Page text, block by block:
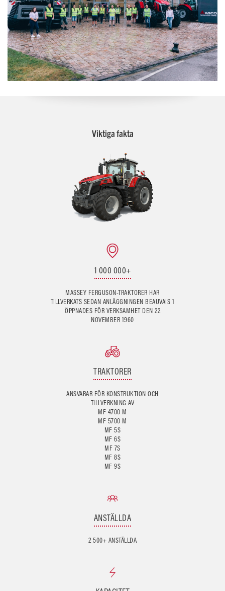
Viktiga fakta
1 000 000+
MASSEY FERGUSON-TRAKTORER HAR
TILLVERKATS SEDAN ANLÄGGNINGEN BEAUVAIS 1
ÖPPNADES FÖR VERKSAMHET DEN 22
NOVEMBER 1960
TRAKTORER
ANSVARAR FÖR KONSTRUKTION OCH
TILLVERKNING AV
MF 4700 M
MF 5700 M
MF 5S
MF 6S
MF 7S
MF 8S
ANSTÄLLDA
2 500+ ANSTÄLLDA